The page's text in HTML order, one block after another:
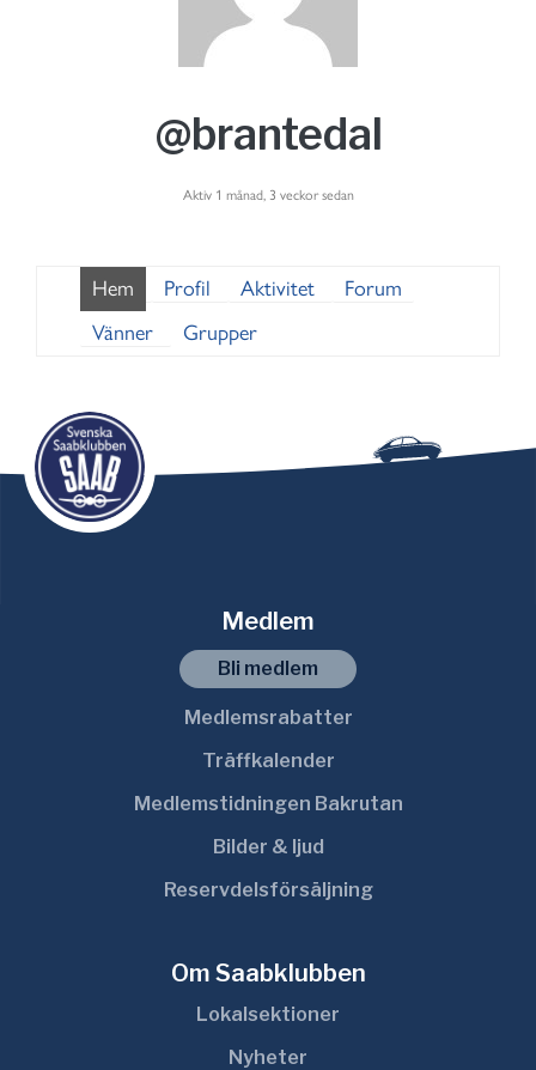
@brantedal
Aktiv 1 månad, 3 veckor sedan
Hem Profil Aktivitet
Forum
Vänner
Grupper
Medlem
Bli medlem
Medlemsrabatter
Träffkalender
Medlemstidningen Bakrutan
Bilder & ljud
Reservdelsförsäljning
Om Saabklubben
Lokalsektioner
Nyheter